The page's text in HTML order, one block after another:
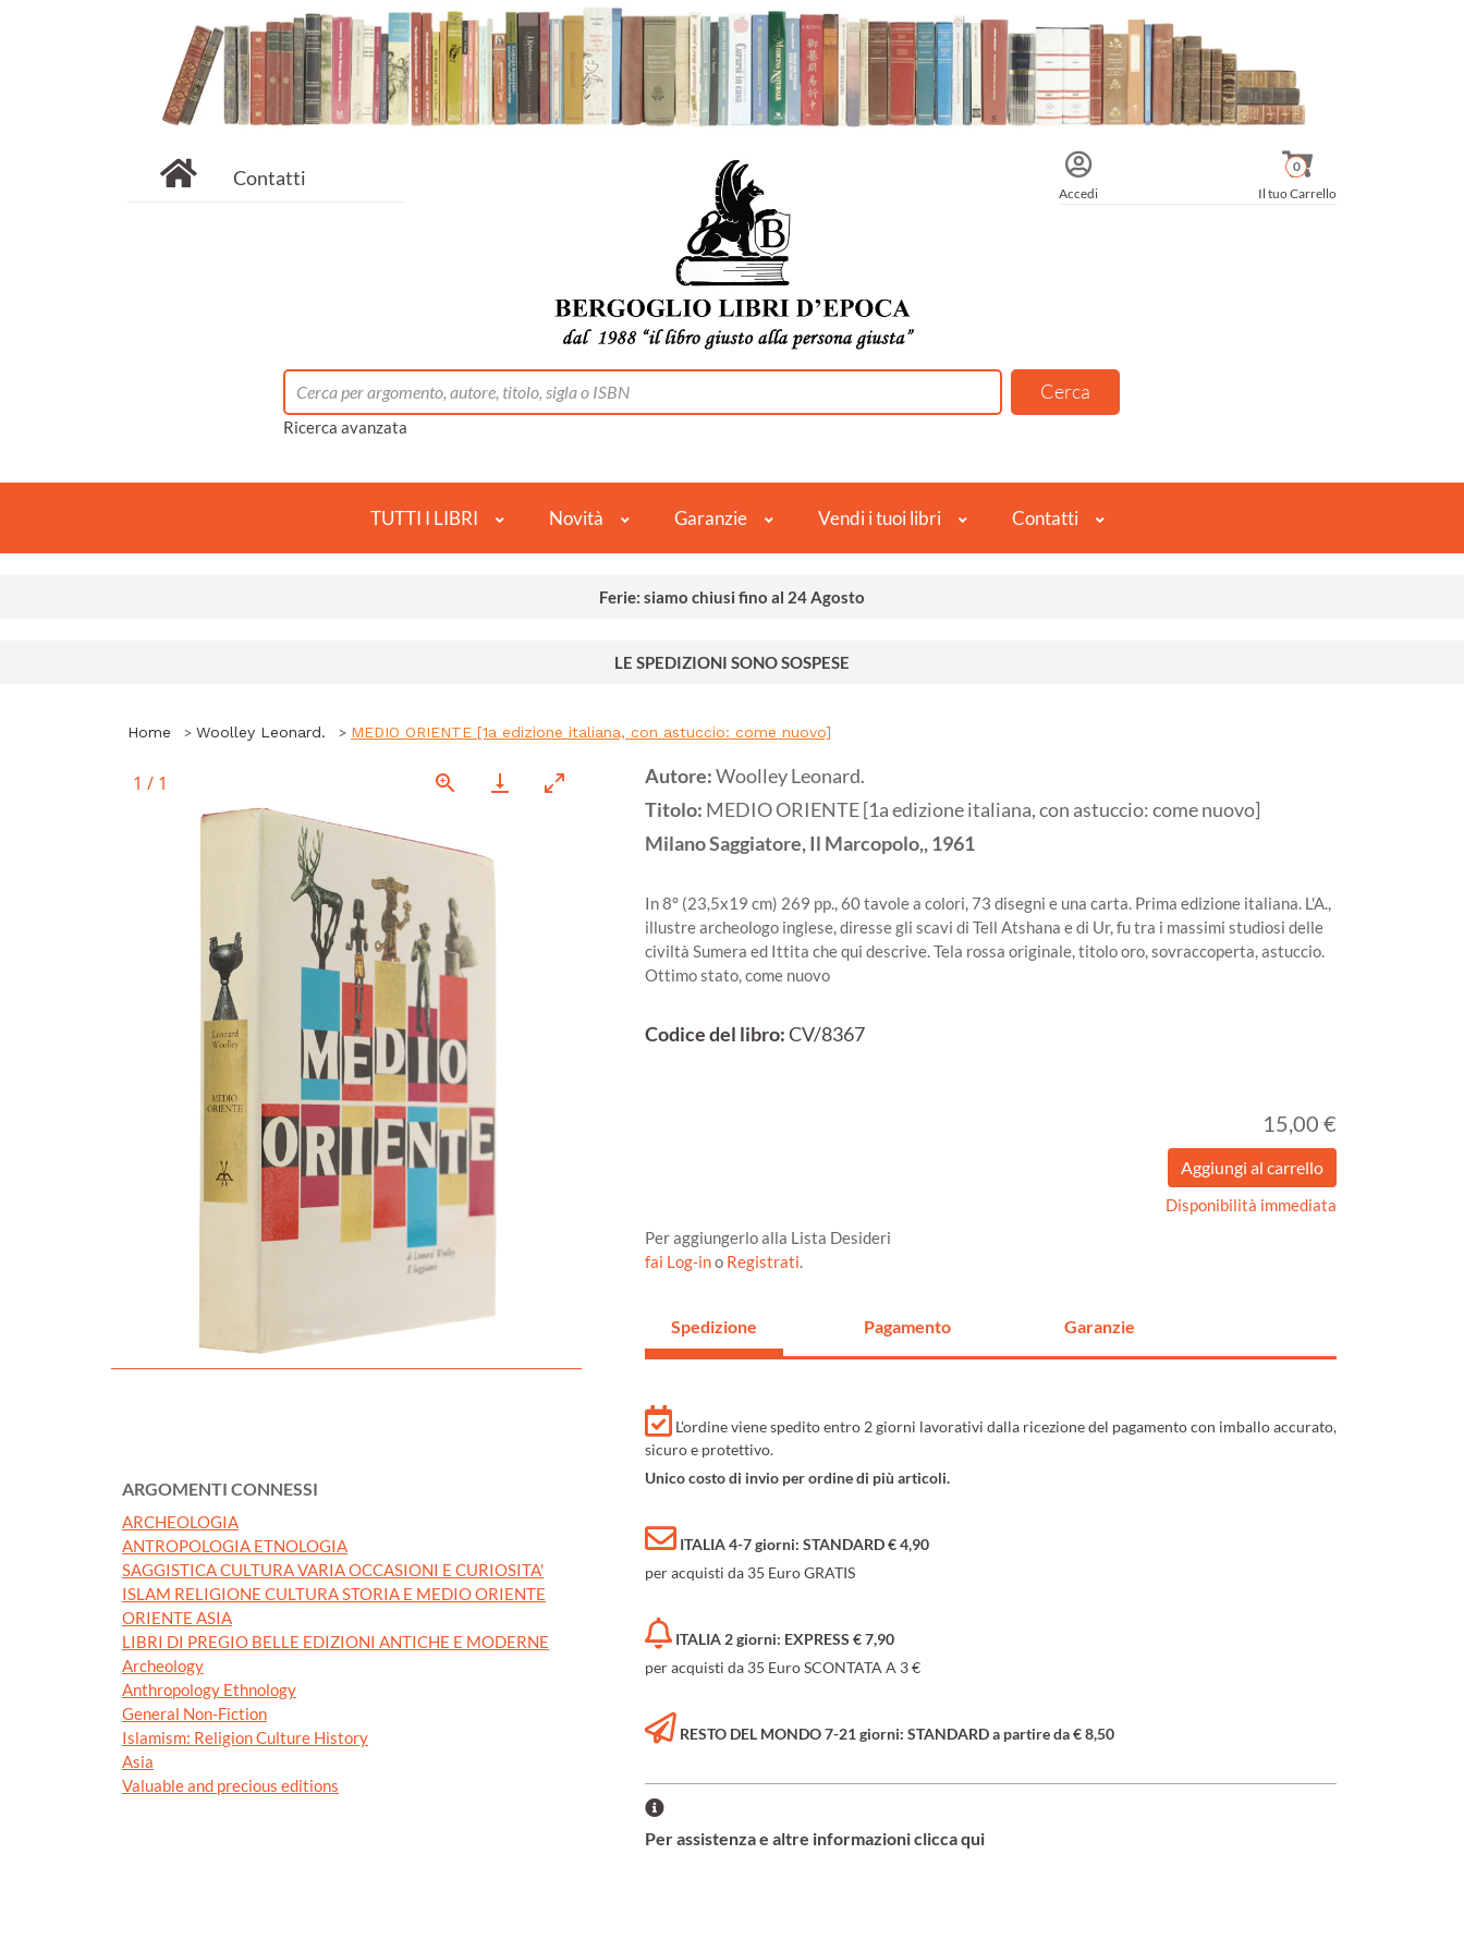
Contatti
Accedi Il tuo Carrello
0
Ricerca avanzata
TUTTI I LIBRI Novità Garanzie Vendi i tuoi libri Contatti
Ferie: siamo chiusi fino al 24 Agosto
LE SPEDIZIONI SONO SOSPESE
Home Woolley Leonard. MEDIO ORIENTE [1a edizione italiana, con astuccio: come nuovo]
1 / 1
ARGOMENTI CONNESSI
ARCHEOLOGIA
ANTROPOLOGIA ETNOLOGIA
SAGGISTICA CULTURA VARIA OCCASIONI E CURIOSITA'
ISLAM RELIGIONE CULTURA STORIA E MEDIO ORIENTE
ORIENTE ASIA
LIBRI DI PREGIO BELLE EDIZIONI ANTICHE E MODERNE
Archeology
Anthropology Ethnology
General Non-Fiction
Islamism: Religion Culture History
Asia
Valuable and precious editions
Autore:Woolley Leonard.
Titolo: MEDIO ORIENTE [1a edizione italiana, con astuccio: come nuovo]
MilanoSaggiatore, Il Marcopolo,,1961
In 8° (23,5x19 cm) 269 pp., 60 tavole a colori, 73 disegni e una carta. Prima edizione italiana. L'A.,
illustre archeologo inglese, diresse gli scavi di Tell Atshana e di Ur, fu tra i massimi studiosi delle
civiltà Sumera ed Ittita che qui descrive. Tela rossa originale, titolo oro, sovraccoperta, astuccio.
Ottimo stato, come nuovo
Codice del libro:CV/8367
15,00 €
Disponibilità immediata
Per aggiungerlo alla Lista Desideri
fai Log-ino Registrati.
Spedizione Pagamento Garanzie
L'ordine viene spedito entro 2 giorni lavorativi dalla ricezione del pagamento con imballo accurato,
sicuro e protettivo.
Unico costo di invio per ordine di più articoli.
ITALIA 4-7 giorni: STANDARD € 4,90
per acquisti da 35 Euro GRATIS
ITALIA 2 giorni: EXPRESS € 7,90
per acquisti da 35 Euro SCONTATA A 3 €
RESTO DEL MONDO 7-21 giorni: STANDARD a partire da € 8,50
Per assistenza e altre informazioni clicca qui